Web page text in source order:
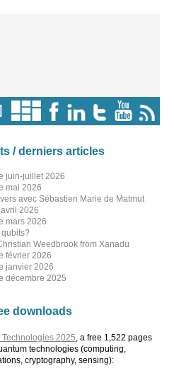
/ derniers articles
juin-juillet 2026
mai 2026
avec Sébastien Marie de Matmut
2026
mars 2026
qubits?
Weedbrook from Xanadu
février 2026
janvier 2026
décembre 2025
downloads
2025 , a free 1,522 pages
technologies (computing,
cryptography, sensing):